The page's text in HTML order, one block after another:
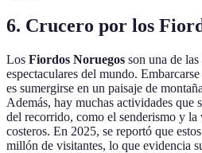
6. Crucero por los
Los Fiordos Noruegos son una de
espectaculares del mundo.
es sumergirse en un paisaje de
Además, hay muchas actividades que
del recorrido, como el senderismo y la
costeros. En 2025, se reportó que
millón de visitantes, lo que evidencia